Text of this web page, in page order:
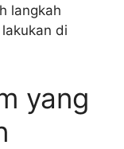
langkah
di
yang